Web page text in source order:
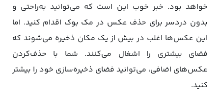
خواهد بود. خبر خوب این است که می‌توانید به‌راحتی و
بدون دردسر برای حذف عکس در مک بوک اقدام کنید. اما
این عکس‌ها اغلب در بیش از یک مکان ذخیره می‌شوند که
فضای بیشتری را اشغال می‌کنند. شما با حذف‌کردن
عکس‌های اضافی، می‌توانید فضای ذخیره‌سازی خود را بیشتر
کنید.